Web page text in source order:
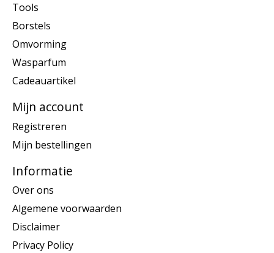
Tools
Borstels
Omvorming
Wasparfum
Cadeauartikel
Mijn account
Registreren
Mijn bestellingen
Informatie
Over ons
Algemene voorwaarden
Disclaimer
Privacy Policy